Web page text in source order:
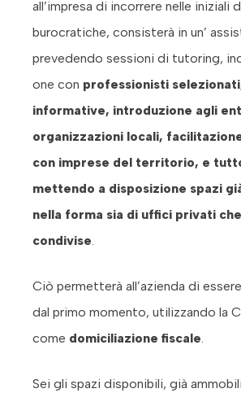
all’impresa di incorrere nelle iniziali
burocratiche, consisterà in un’
prevedendo sessioni di tutoring,
one con professionisti
informative, introduzione agli
organizzazioni locali,
con imprese del territorio, e
mettendo a disposizione spazi
nella forma sia di uffici privati
condivise.
Ciò permetterà all’azienda di
dal primo momento, utilizzando la
come domiciliazione fiscale.
Sei gli spazi disponibili, già